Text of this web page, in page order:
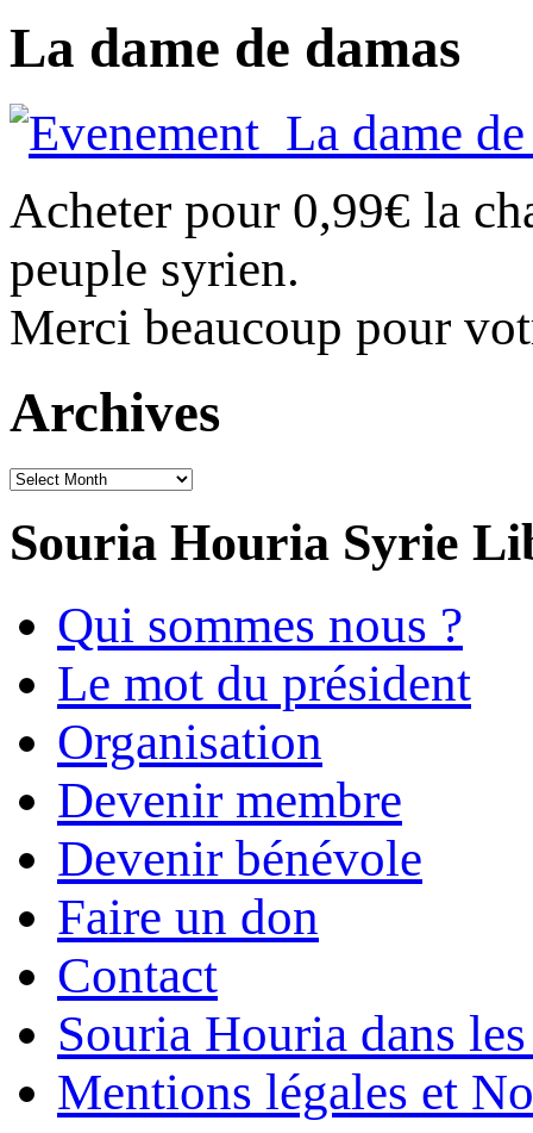
La dame de damas
Acheter pour 0,99€ la
peuple syrien.
Merci beaucoup pour
Archives
Archives
Souria Houria Syrie
Qui sommes nous ?
Le mot du président
Organisation
Devenir membre
Devenir bénévole
Faire un don
Contact
Souria Houria dans
Mentions légales et